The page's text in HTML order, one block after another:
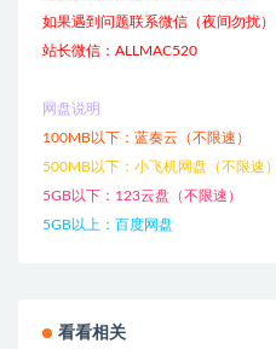
如果遇到问题联系微信（夜间勿扰）
站长微信：ALLMAC520
网盘说明
100MB以下：蓝奏云（不限速）
500MB以下：小飞机网盘（不限速）
5GB以下：123云盘（不限速）
5GB以上：百度网盘
看看相关